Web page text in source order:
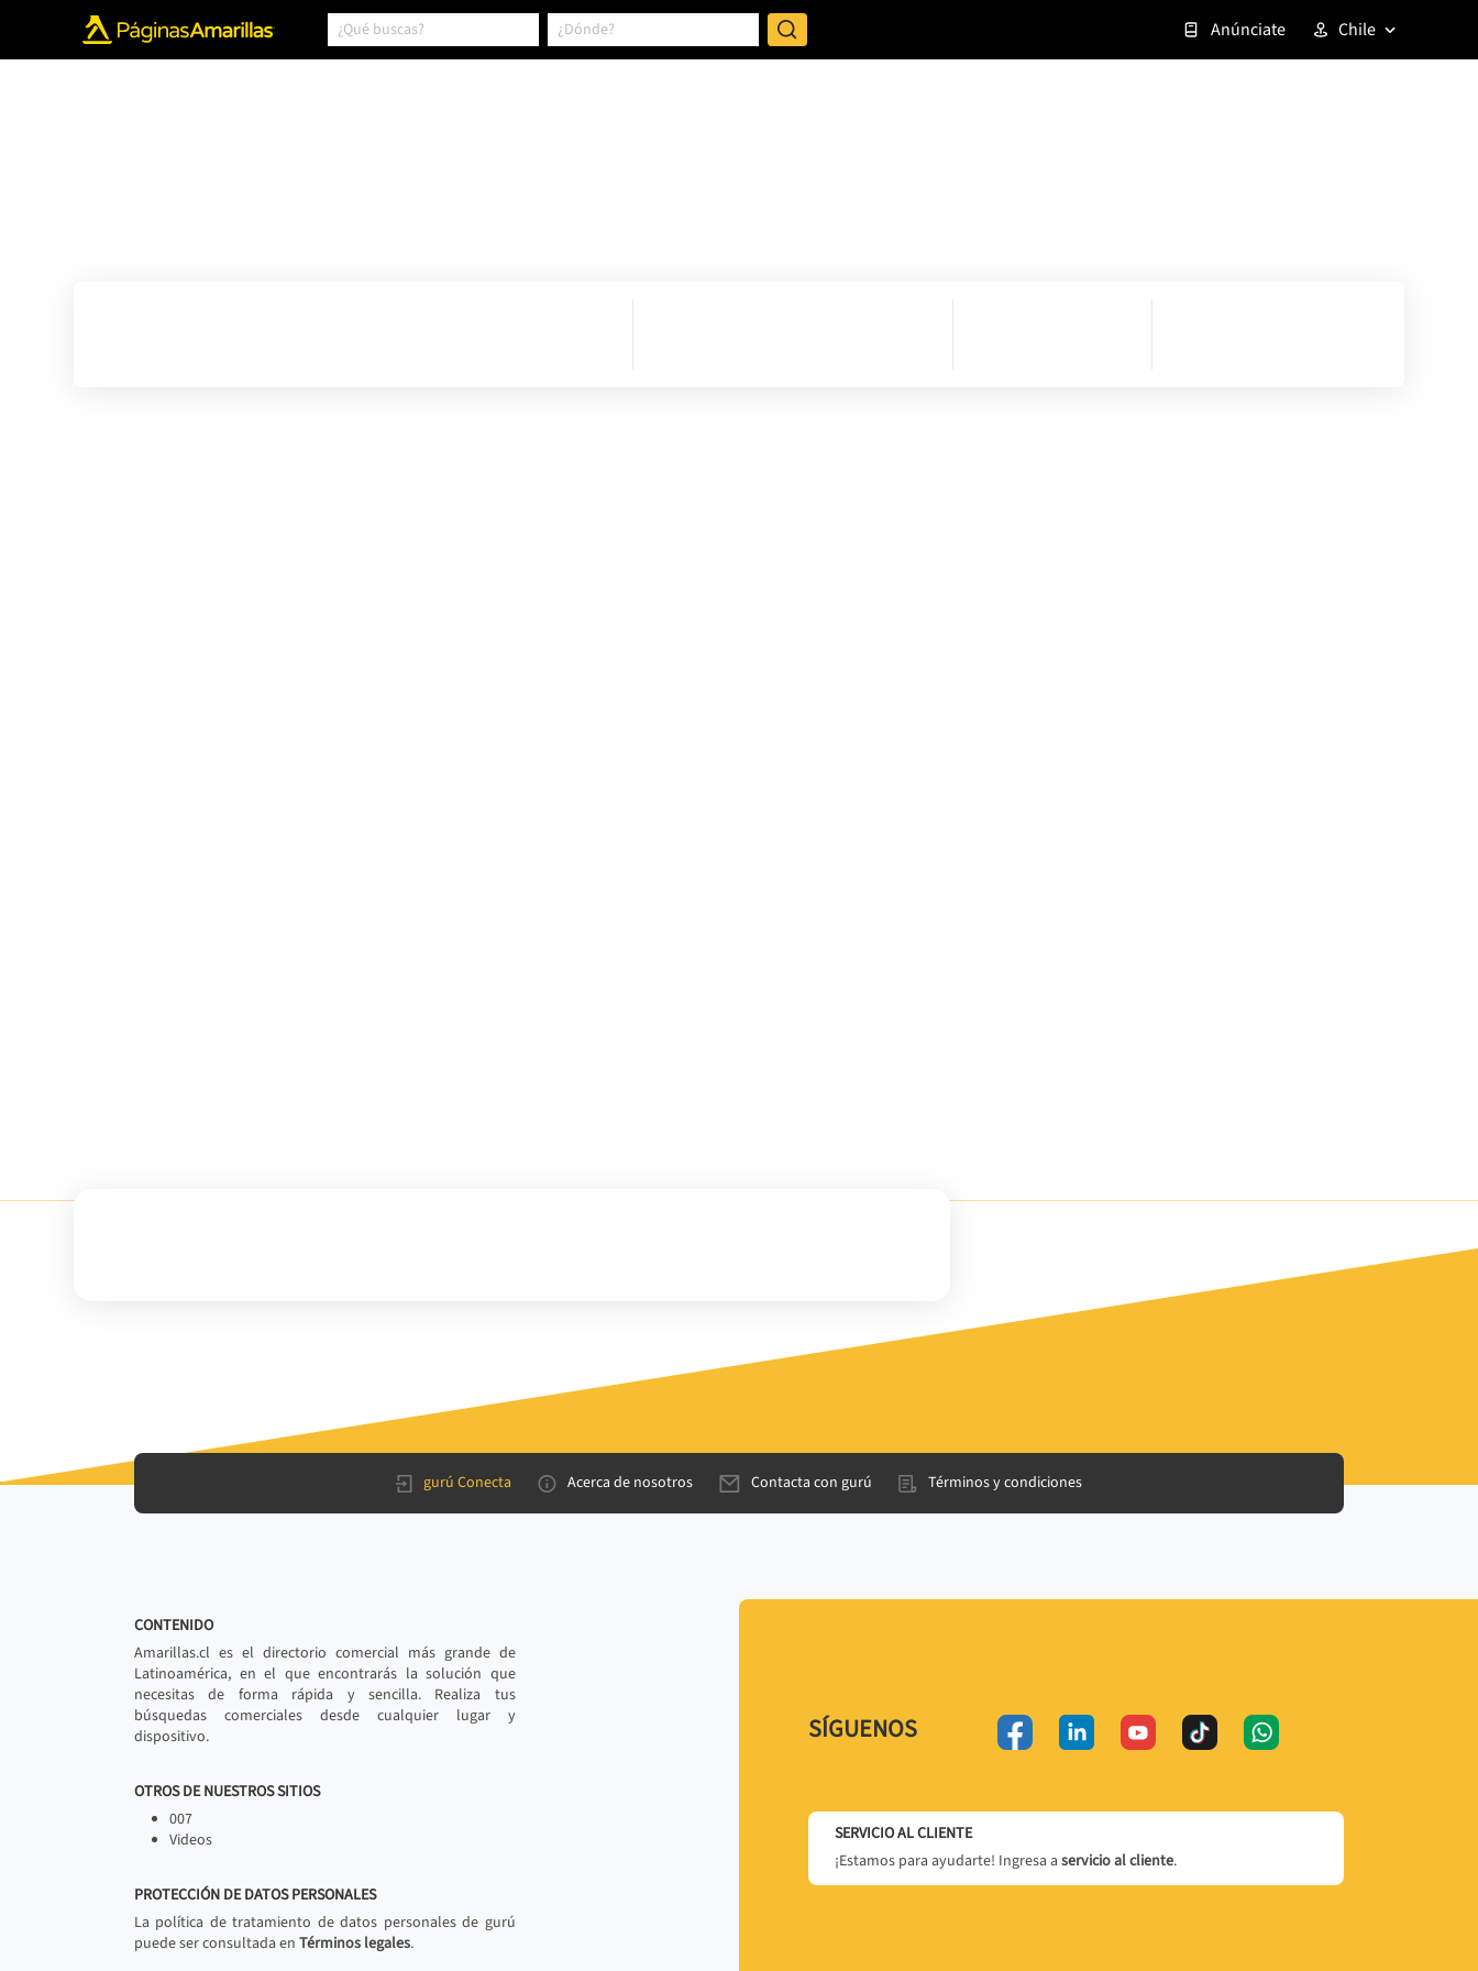
Anúnciate Chile
gurú Conecta Acerca de nosotros Contacta con gurú Términos y condiciones
CONTENIDO
Amarillas.cl es el directorio comercial más grande de
Latinoamérica, en el que encontrarás la solución que
necesitas de forma rápida y sencilla. Realiza tus
búsquedas comerciales desde cualquier lugar y
dispositivo.
OTROS DE NUESTROS SITIOS
007
Videos
PROTECCIÓN DE DATOS PERSONALES
La política de tratamiento de datos personales de gurú
puede ser consultada en Términos legales.
SÍGUENOS
SERVICIO AL CLIENTE
¡Estamos para ayudarte! Ingresa a servicio al cliente.